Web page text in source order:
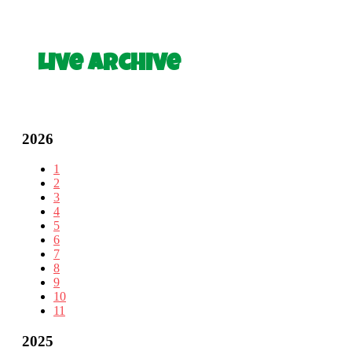
Live Archive
2026
1
2
3
4
5
6
7
8
9
10
11
2025